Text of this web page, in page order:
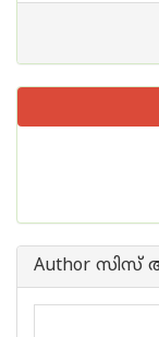
Author സിസ്